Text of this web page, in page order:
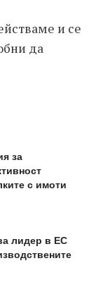
и се
да
за
с имоти
лидер в ЕС